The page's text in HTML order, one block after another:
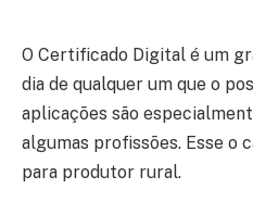
O Certificado Digital é um
dia de qualquer um que o
aplicações são
algumas profissões. Esse o
para produtor rural.